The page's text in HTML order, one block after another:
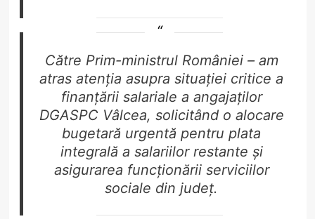
Către Prim-ministrul României – am
atras atenția asupra situației critice a
finanțării salariale a angajaților
DGASPC Vâlcea, solicitând o alocare
bugetară urgentă pentru plata
integrală a salariilor restante și
asigurarea funcționării serviciilor
sociale din județ.